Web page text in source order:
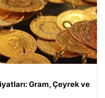
Gram, Çeyrek ve